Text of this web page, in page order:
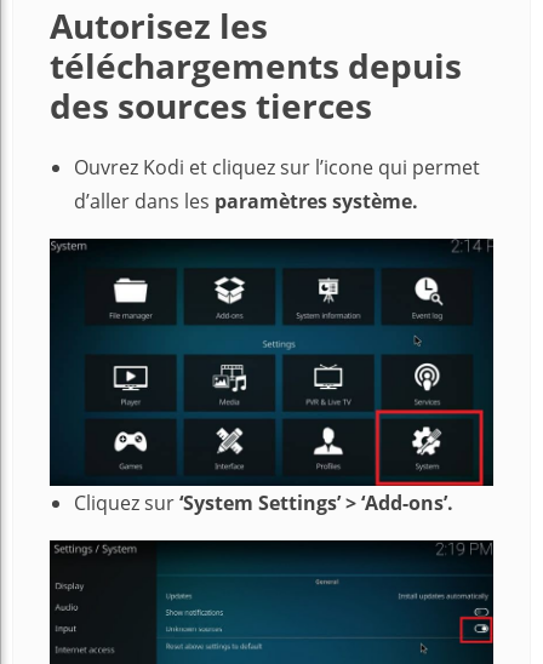
Autorisez les
téléchargements depuis
des sources tierces
Ouvrez Kodi et cliquez sur l’icone qui permet
d’aller dans les paramètres système.
Cliquez sur‘System Settings’ > ‘Add-ons’.